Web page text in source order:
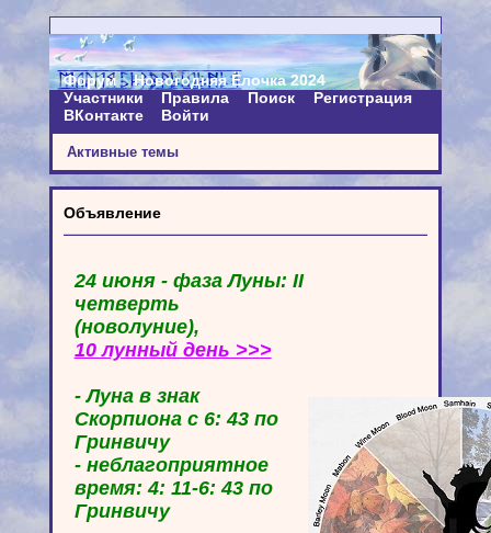
Форум
Новогодняя Ёлочка 2024
Участники
Правила Поиск
Регистрация
ВКонтакте
Войти
Активные темы
Объявление
24 июня - фаза Луны: II
четверть
(новолуние),
10 лунный день >>>
- Луна в знак
Скорпиона с 6: 43 по
Гринвичу
- неблагоприятное
время: 4: 11-6: 43 по
Гринвичу